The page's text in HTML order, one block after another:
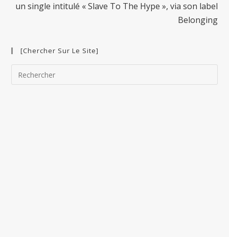
un single intitulé « Slave To The Hype », via son label
Belonging
[Chercher Sur Le Site]